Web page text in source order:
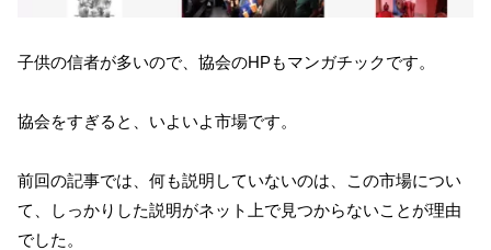
子供の信者が多いので、協会のHPもマンガチックです。
協会をすぎると、いよいよ市場です。
前回の記事では、何も説明していないのは、この市場につい
て、しっかりした説明がネット上で見つからないことが理由
でした。